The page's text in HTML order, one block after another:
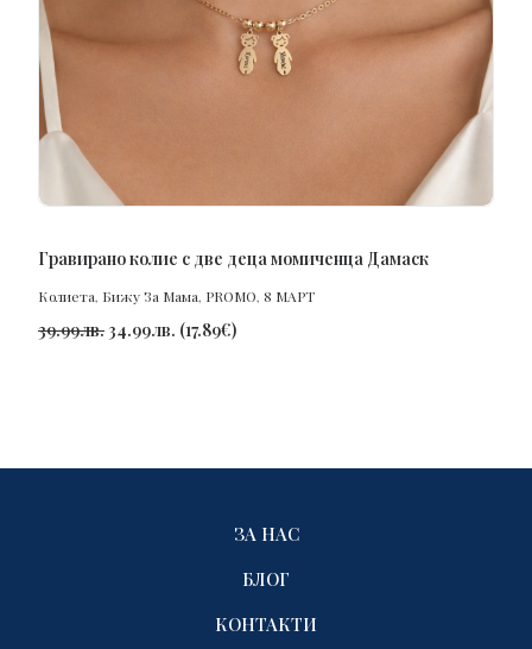
ПОРЪЧАЙ
Гравирано колие с две деца момиченца Дамаск
Колиета, Бижу За Мама, PROMO, 8 МАРТ
39.99лв. 34.99лв. (17.89€)
ЗА НАС
БЛОГ
КОНТАКТИ